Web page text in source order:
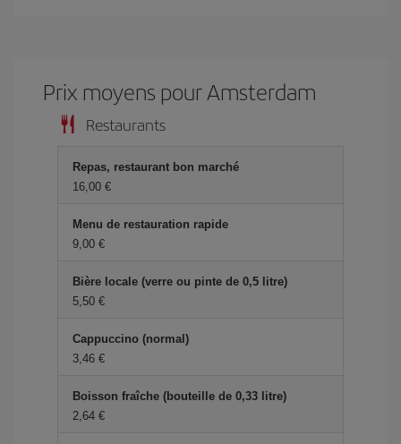
Prix ​​moyens pour Amsterdam
Restaurants
Repas, restaurant bon marché
16,00 €
Menu de restauration rapide
9,00 €
Bière locale (verre ou pinte de 0,5 litre)
5,50 €
Cappuccino (normal)
3,46 €
Boisson fraîche (bouteille de 0,33 litre)
2,64 €